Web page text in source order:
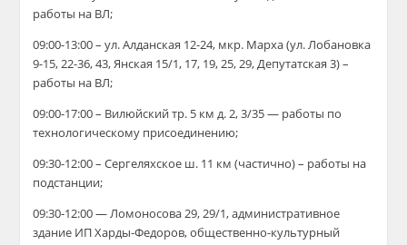
работы на ВЛ;
09:00-13:00 – ул. Алданская 12-24, мкр. Марха (ул. Лобановка
9-15, 22-36, 43, Янская 15/1, 17, 19, 25, 29, Депутатская 3) –
работы на ВЛ;
09:00-17:00 – Вилюйский тр. 5 кмд.2, 3/35 — работы по
технологическому присоединению;
09:30-12:00 – Сергеляхское ш. 11 км (частично) – работы на
подстанции;
09:30-12:00 —Ломоносова 29, 29/1, административное
здание ИП Харды-Федоров, общественно-культурный